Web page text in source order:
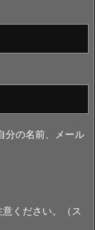
分の名前、メール
ください。（ス